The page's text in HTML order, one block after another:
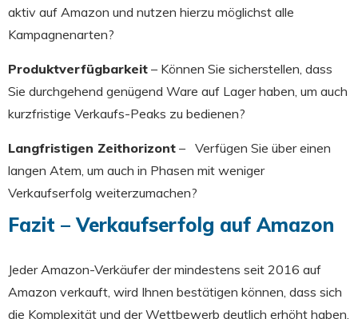
aktiv auf Amazon und nutzen hierzu möglichst alle
Kampagnenarten?
Produktverfügbarkeit – Können Sie sicherstellen, dass
Sie durchgehend genügend Ware auf Lager haben, um auch
kurzfristige Verkaufs-Peaks zu bedienen?
Langfristigen Zeithorizont – Verfügen Sie über einen
langen Atem, um auch in Phasen mit weniger
Verkaufserfolg weiterzumachen?
Fazit – Verkaufserfolg auf Amazon
Jeder Amazon-Verkäufer der mindestens seit 2016 auf
Amazon verkauft, wird Ihnen bestätigen können, dass sich
die Komplexität und der Wettbewerb deutlich erhöht haben.